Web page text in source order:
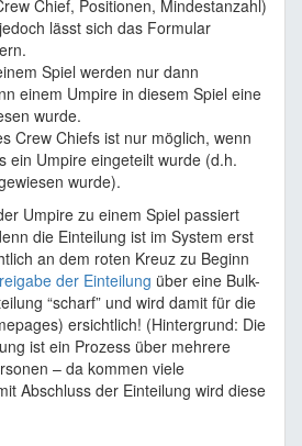
Chief, Positionen, Mindestanzahl)
lässt sich das Formular
Spiel werden nur dann
einem Umpire in diesem Spiel eine
wurde.
Crew Chiefs ist nur möglich, wenn
ein Umpire eingeteilt wurde (d.h.
wurde).
Umpire zu einem Spiel passiert
die Einteilung ist im System erst
an dem roten Kreuz zu Beginn
der Einteilung über eine Bulk-
“scharf” und wird damit für die
ersichtlich! (Hintergrund: Die
ist ein Prozess über mehrere
– da kommen viele
Abschluss der Einteilung wird diese